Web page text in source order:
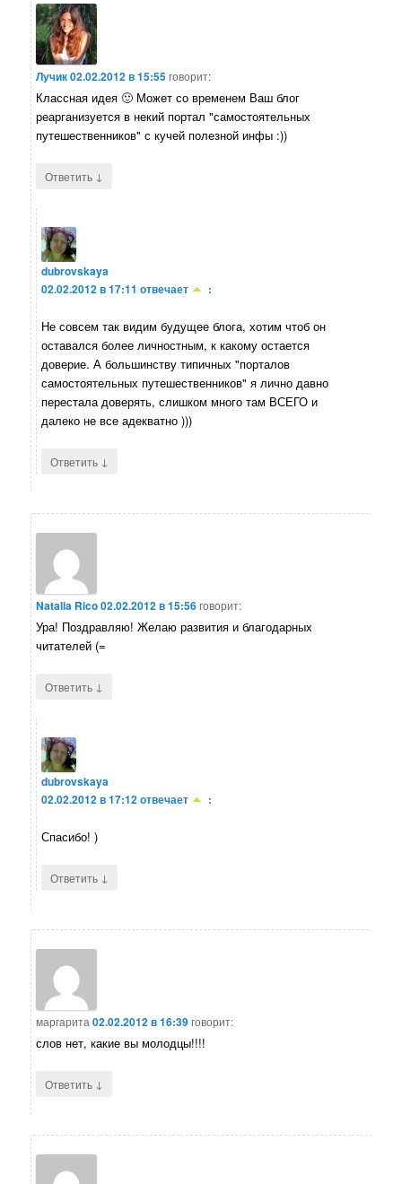
Лучик02.02.2012 в 15:55говорит:
Классная идея 🙂 Может со временем Ваш блог
реарганизуется в некий портал "самостоятельных
путешественников" с кучей полезной инфы :))
Ответить ↓
dubrovskaya
02.02.2012 в 17:11 отвечает :
Не совсем так видим будущее блога, хотим чтоб он
оставался более личностным, к какому остается
доверие. А большинству типичных "порталов
самостоятельных путешественников" я лично давно
перестала доверять, слишком много там ВСЕГО и
далеко не все адекватно )))
Ответить ↓
Natalia Rico02.02.2012 в 15:56говорит:
Ура! Поздравляю! Желаю развития и благодарных
читателей (=
Ответить ↓
dubrovskaya
02.02.2012 в 17:12отвечает :
Спасибо! )
Ответить ↓
маргарита 02.02.2012 в 16:39говорит:
слов нет, какие вы молодцы!!!!
Ответить ↓